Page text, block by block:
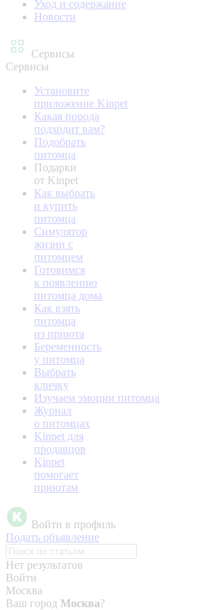
Уход и содержание
Новости
Сервисы
Сервисы
Установите
приложение Kinpet
Какая порода
подходит вам?
Подобрать
питомца
Подарки
от Kinpet
Как выбрать
и купить
питомца
Симулятор
жизни с
питомцем
Готовимся
к появлению
питомца дома
Как взять
питомца
из приюта
Беременность
у питомца
Выбрать
кличку
Изучаем эмоции питомца
Журнал
о питомцах
Kinpet для
продавцов
Kinpet
помогает
приютам
Войти в профиль
Подать объявление
Нет результатов
Войти
Москва
Ваш город Москва?